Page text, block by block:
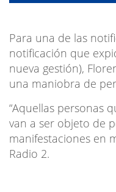
Para una de las
notificación que
nueva gestión),
una maniobra de
“Aquellas personas
van a ser objeto de
manifestaciones en
Radio 2.